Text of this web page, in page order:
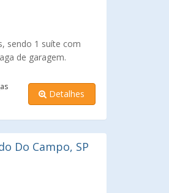
sendo 1 suíte com
de garagem.
Detalhes
Do Campo, SP